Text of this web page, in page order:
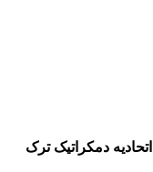
دمکراتیک ترک